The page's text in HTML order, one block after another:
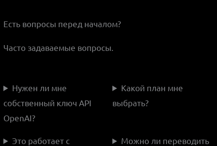
Есть вопросы перед началом?
Часто задаваемые вопросы.
Нужен ли мне
собственный ключ API
OpenAI?
Какой план мне
выбрать?
Это работает с
Можно ли переводить